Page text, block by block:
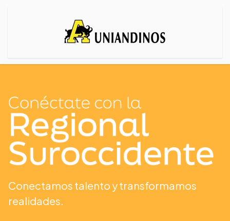
Conectamos talento y transformamos
realidades.